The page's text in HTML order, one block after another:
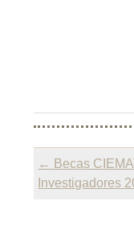
Post
navigation
← Becas
Investigadores